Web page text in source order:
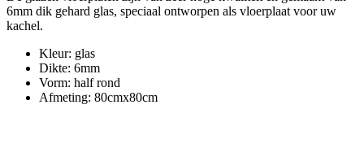
6mm dik gehard glas, speciaal ontworpen als vloerplaat voor uw
kachel.
Kleur: glas
Dikte: 6mm
Vorm: half rond
Afmeting: 80cmx80cm